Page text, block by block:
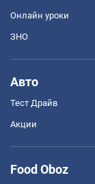
Онлайн уроки
ЗНО
Авто
Тест Драйв
Акции
Food Oboz